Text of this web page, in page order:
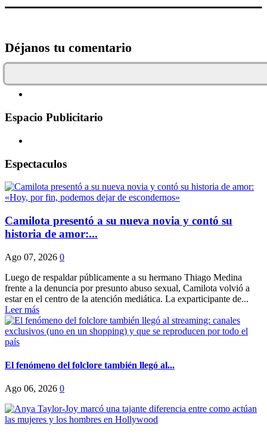
Déjanos tu comentario
Espacio Publicitario
Espectaculos
Camilota presentó a su nueva novia y contó su
historia de amor:...
Ago 07, 2026 0
Luego de respaldar públicamente a su hermano Thiago Medina
frente a la denuncia por presunto abuso sexual, Camilota volvió a
estar en el centro de la atención mediática. La exparticipante de...
Leer más
El fenómeno del folclore también llegó al...
Ago 06, 2026 0